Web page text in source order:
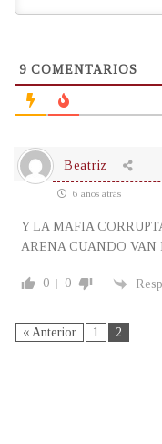
9 COMENTARIOS
Beatriz
6 años atrás
Y LA MAFIA
ARENA CUANDO VAN
0 0
« Anterior 1 2